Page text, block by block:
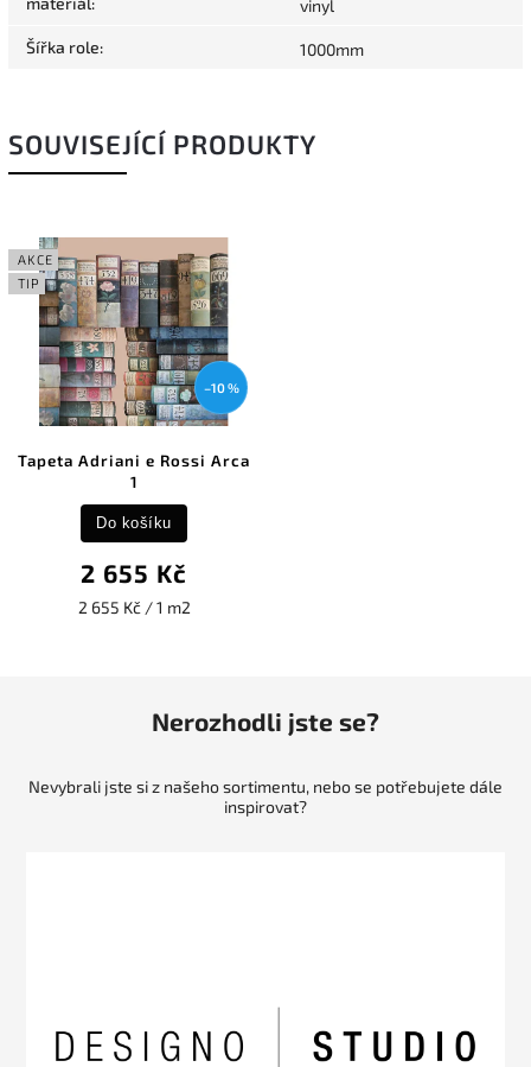
vinyl
Šířka role: 1000mm
SOUVISEJÍCÍ PRODUKTY
AKCE
TIP
–10 %
Tapeta Adriani e Rossi Arca
1
2 655 Kč
2 655 Kč / 1 m2
Do košíku
Nerozhodli jste se?
Nevybrali jste si z našeho sortimentu, nebo se potřebujete dále
inspirovat?